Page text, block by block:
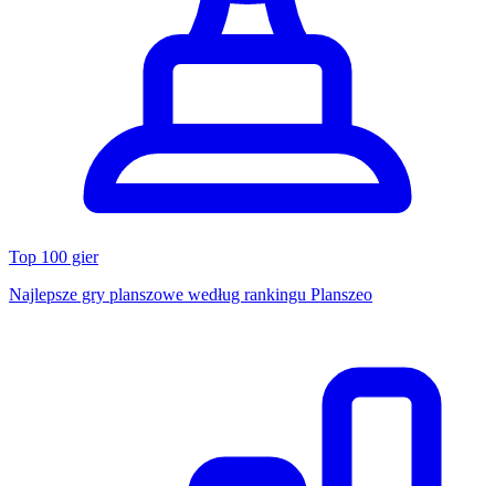
Top 100 gier
Najlepsze gry planszowe według rankingu Planszeo